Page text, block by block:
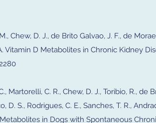
Chew, D. J., de Brito Galvao, J. F., de
Vitamin D Metabolites in Chronic Kidney
Martorelli, C. R., Chew, D. J., Toribio, R., de
D. S., Rodrigues, C. E., Sanches, T. R.,
in Dogs with Spontaneous